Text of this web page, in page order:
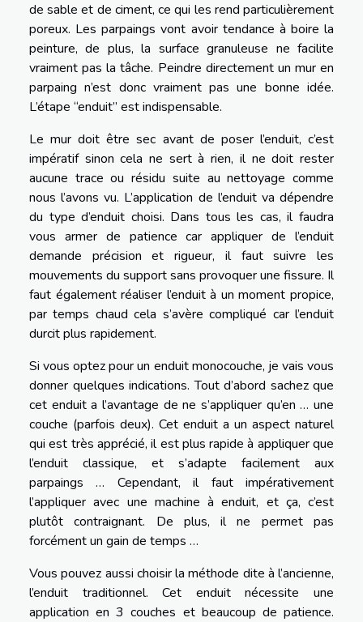
de sable et de ciment, ce qui les rend particulièrement
poreux. Les parpaings vont avoir tendance à boire la
peinture, de plus, la surface granuleuse ne facilite
vraiment pas la tâche. Peindre directement un mur en
parpaing n’est donc vraiment pas une bonne idée.
L’étape “enduit” est indispensable.
Le mur doit être sec avant de poser l’enduit, c’est
impératif sinon cela ne sert à rien, il ne doit rester
aucune trace ou résidu suite au nettoyage comme
nous l’avons vu. L’application de l’enduit va dépendre
du type d’enduit choisi. Dans tous les cas, il faudra
vous armer de patience car appliquer de l’enduit
demande précision et rigueur, il faut suivre les
mouvements du support sans provoquer une fissure. Il
faut également réaliser l’enduit à un moment propice,
par temps chaud cela s’avère compliqué car l’enduit
durcit plus rapidement.
Si vous optez pour un enduit monocouche, je vais vous
donner quelques indications. Tout d’abord sachez que
cet enduit a l’avantage de ne s’appliquer qu’en … une
couche (parfois deux). Cet enduit a un aspect naturel
qui est très apprécié, il est plus rapide à appliquer que
l’enduit classique, et s’adapte facilement aux
parpaings … Cependant, il faut impérativement
l’appliquer avec une machine à enduit, et ça, c’est
plutôt contraignant. De plus, il ne permet pas
forcément un gain de temps …
Vous pouvez aussi choisir la méthode dite à l’ancienne,
l’enduit traditionnel. Cet enduit nécessite une
application en 3 couches et beaucoup de patience.